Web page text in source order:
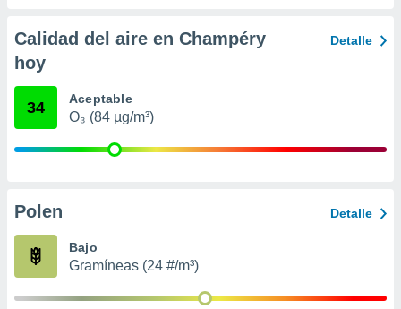
e
publicidad
1199
Calidad del aire en Champéry
hoy
Detalle
34 Aceptable
O₃ (84 µg/m³)
Polen Detalle
Bajo
Gramíneas (24 #/m³)